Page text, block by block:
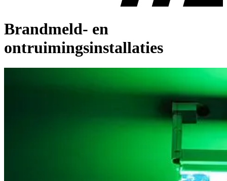
Brandmeld- en
ontruimingsinstallaties